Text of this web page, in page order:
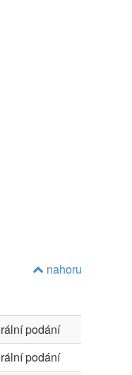
nahoru
podání
podání